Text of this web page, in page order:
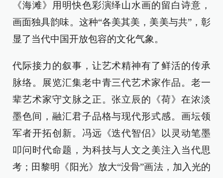
《海滩》用明快色彩演绎山水画的留白诗意，
画面独具韵味。这种“各美其美，美美与共”，彰
显了当代中国开放包容的文化气象。
代际接力的叙事，让艺术精神有了鲜活的传承
脉络。展览汇集老中青三代艺术家作品。老一
辈艺术家守文脉之正。张立辰的《荷》在浓淡
墨色间，融汇君子品格与现代形式感。画坛领
军者开拓创新。冯远《迭代智侣》以灵动笔墨
叩问时代命题，为科技与人文之美注入当代思
考；田黎明《阳光》放大“没骨”画法，加入光的